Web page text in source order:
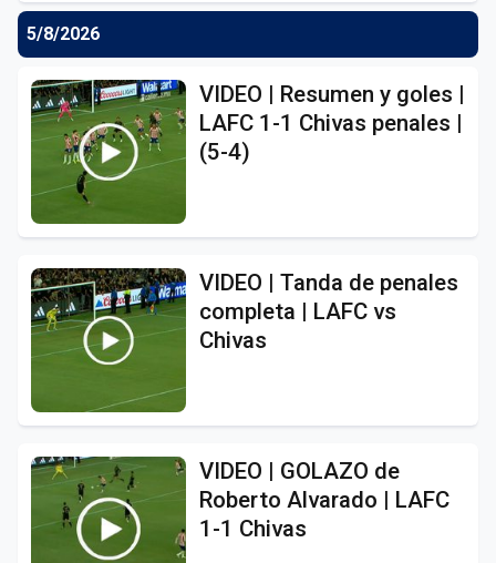
5/8/2026
VIDEO | Resumen y goles |
LAFC 1-1 Chivas penales |
(5-4)
VIDEO | Tanda de penales
completa | LAFC vs
Chivas
VIDEO | GOLAZO de
Roberto Alvarado | LAFC
1-1 Chivas